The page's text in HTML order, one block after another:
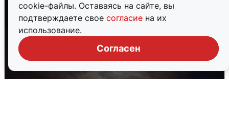
cookie-файлы. Оставаясь на сайте, вы
подтверждаете свое согласие на их
использование.
Согласен